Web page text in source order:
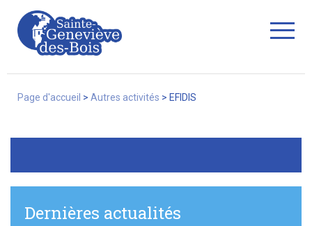
Services
Page d'accueil > Autres activités > EFIDIS
Dernières actualités